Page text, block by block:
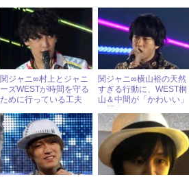
関ジャニ∞村上とジャニ
ーズWESTが時間を守る
ために行っている工夫
関ジャニ∞横山裕の天然
すぎる行動に、WEST桐
山＆中間が「かわいい」